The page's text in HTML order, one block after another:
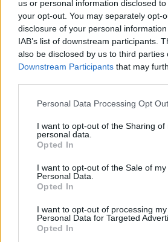
us or personal information disclosed
your opt-out. You may separately opt-
disclosure of your personal
IAB’s list of downstream participants.
also be disclosed by us to third parties
Downstream Participants that may
Personal Data Processing Opt
I want to opt-out of the Sharing of
personal data.
Opted In
I want to opt-out of the Sale of my
Personal Data.
Opted In
I want to opt-out of processing my
Personal Data for Targeted
Opted In